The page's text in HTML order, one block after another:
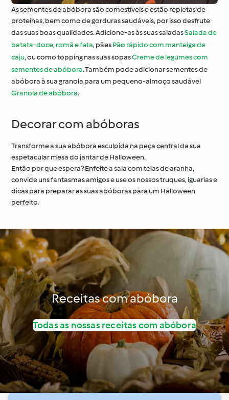
As sementes de abóbora são comestíveis e estão repletas de
proteínas, bem como de gorduras saudáveis, por isso desfrute
das suas boas qualidades. Adicione-as às suas saladasSalada de
batata-doce, romã e feta, pãesPão rápido com manteiga de
caju, ou como topping nas suas sopasCreme de legumes com
sementes de abóbora. Também pode adicionar sementes de
abóbora à sua granola para um pequeno-almoço saudável
Granola de abóbora.
Decorar com abóboras
Transforme a sua abóbora esculpida na peça central da sua
espetacular mesa do jantar de Halloween.
Então por que espera? Enfeite a sala com teias de aranha,
convide uns fantasmas amigos e use os nossos truques, iguarias e
dicas para preparar as suas abóboras para um Halloween
perfeito.
Receitas com abóbora
Todas as nossas receitas com abóbora